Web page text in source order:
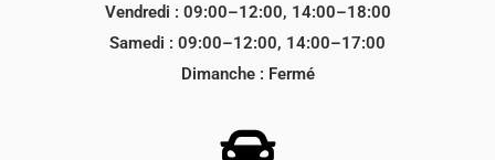
Vendredi : 09:00–12:00, 14:00–18:00
Samedi : 09:00–12:00, 14:00–17:00
Dimanche : Fermé